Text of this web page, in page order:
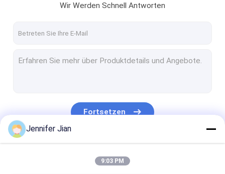
Wir Werden Schnell Antworten
Fortsetzen
Jennifer Jian
9:03 PM